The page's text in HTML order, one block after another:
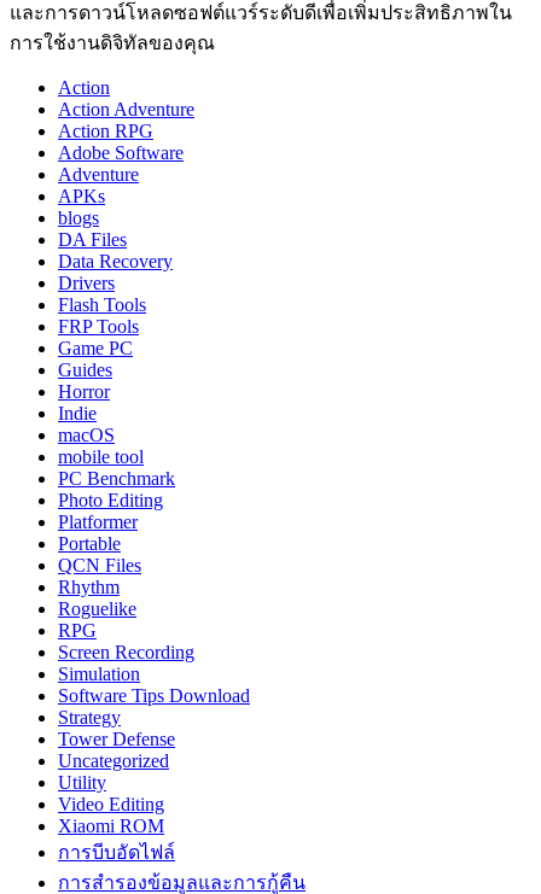
และการดาวน์โหลดซอฟต์แวร์ระดับดีเพื่อเพิ่มประสิทธิภาพใน
การใช้งานดิจิทัลของคุณ
Action
Action Adventure
Action RPG
Adobe Software
Adventure
APKs
blogs
DA Files
Data Recovery
Drivers
Flash Tools
FRP Tools
Game PC
Guides
Horror
Indie
macOS
mobile tool
PC Benchmark
Photo Editing
Platformer
Portable
QCN Files
Rhythm
Roguelike
RPG
Screen Recording
Simulation
Software Tips Download
Strategy
Tower Defense
Uncategorized
Utility
Video Editing
Xiaomi ROM
การบีบอัดไฟล์
การสำรองข้อมูลและการกู้คืน